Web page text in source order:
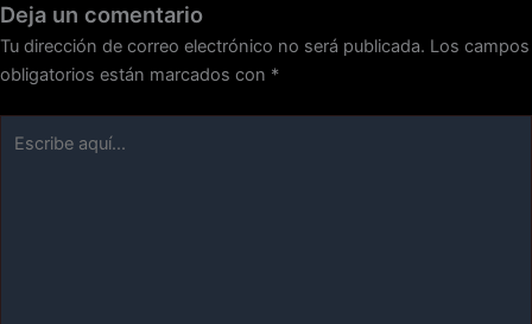
Deja un comentario
Tu dirección de correo electrónico no será publicada. Los campos
obligatorios están marcados con *
aquí...